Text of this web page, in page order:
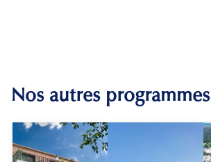
Nos autres programmes